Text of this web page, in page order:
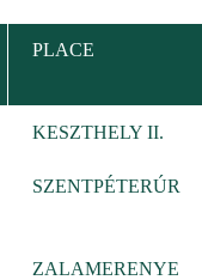
PLACE
KESZTHELY II.
SZENTPÉTERÚR
ZALAMERENYE